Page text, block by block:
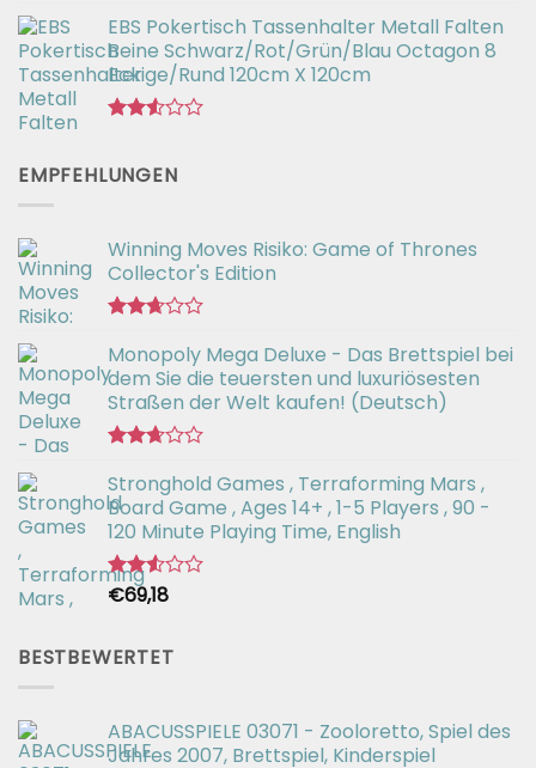
2.57
von 5
war:
€24,99
ist:
€19,16.
EBS Pokertisch Tassenhalter Metall Falten
Beine Schwarz/Rot/Grün/Blau Octagon 8
Eckige/Rund 120cm X 120cm
2.51
EMPFEHLUNGEN
Winning Moves Risiko: Game of Thrones
Collector's Edition
mit
2.66
von 5
Monopoly Mega Deluxe - Das Brettspiel bei
dem Sie die teuersten und luxuriösesten
Straßen der Welt kaufen! (Deutsch)
mit
2.64
von 5
Stronghold Games , Terraforming Mars ,
Board Game , Ages 14+ , 1-5 Players , 90 -
120 Minute Playing Time, English
Bewertet
von 5
€69,18
BESTBEWERTET
ABACUSSPIELE 03071 - Zooloretto, Spiel des
Jahres 2007, Brettspiel, Kinderspiel